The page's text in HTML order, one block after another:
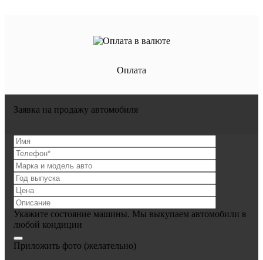
Оплата
Заявка на продажу автомобиля
Укажите состояние машины. Мы выкупаем автомобили в
любой кондиции
Приложить фото (желательно)